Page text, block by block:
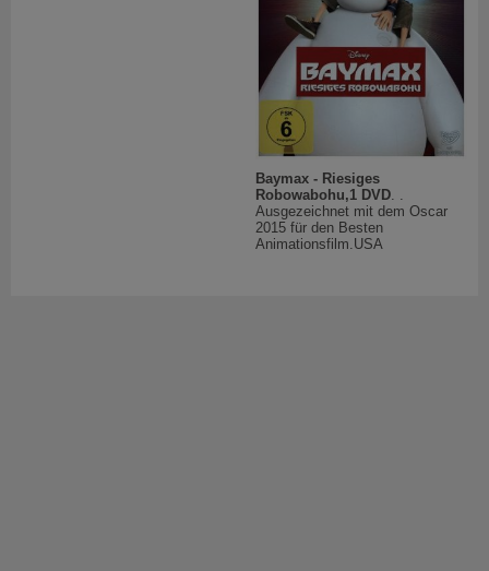
Baymax - Riesiges
Robowabohu,1 DVD. .
Ausgezeichnet mit dem Oscar
2015 für den Besten
Animationsfilm.USA